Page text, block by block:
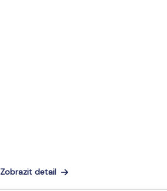
Zobrazit detail